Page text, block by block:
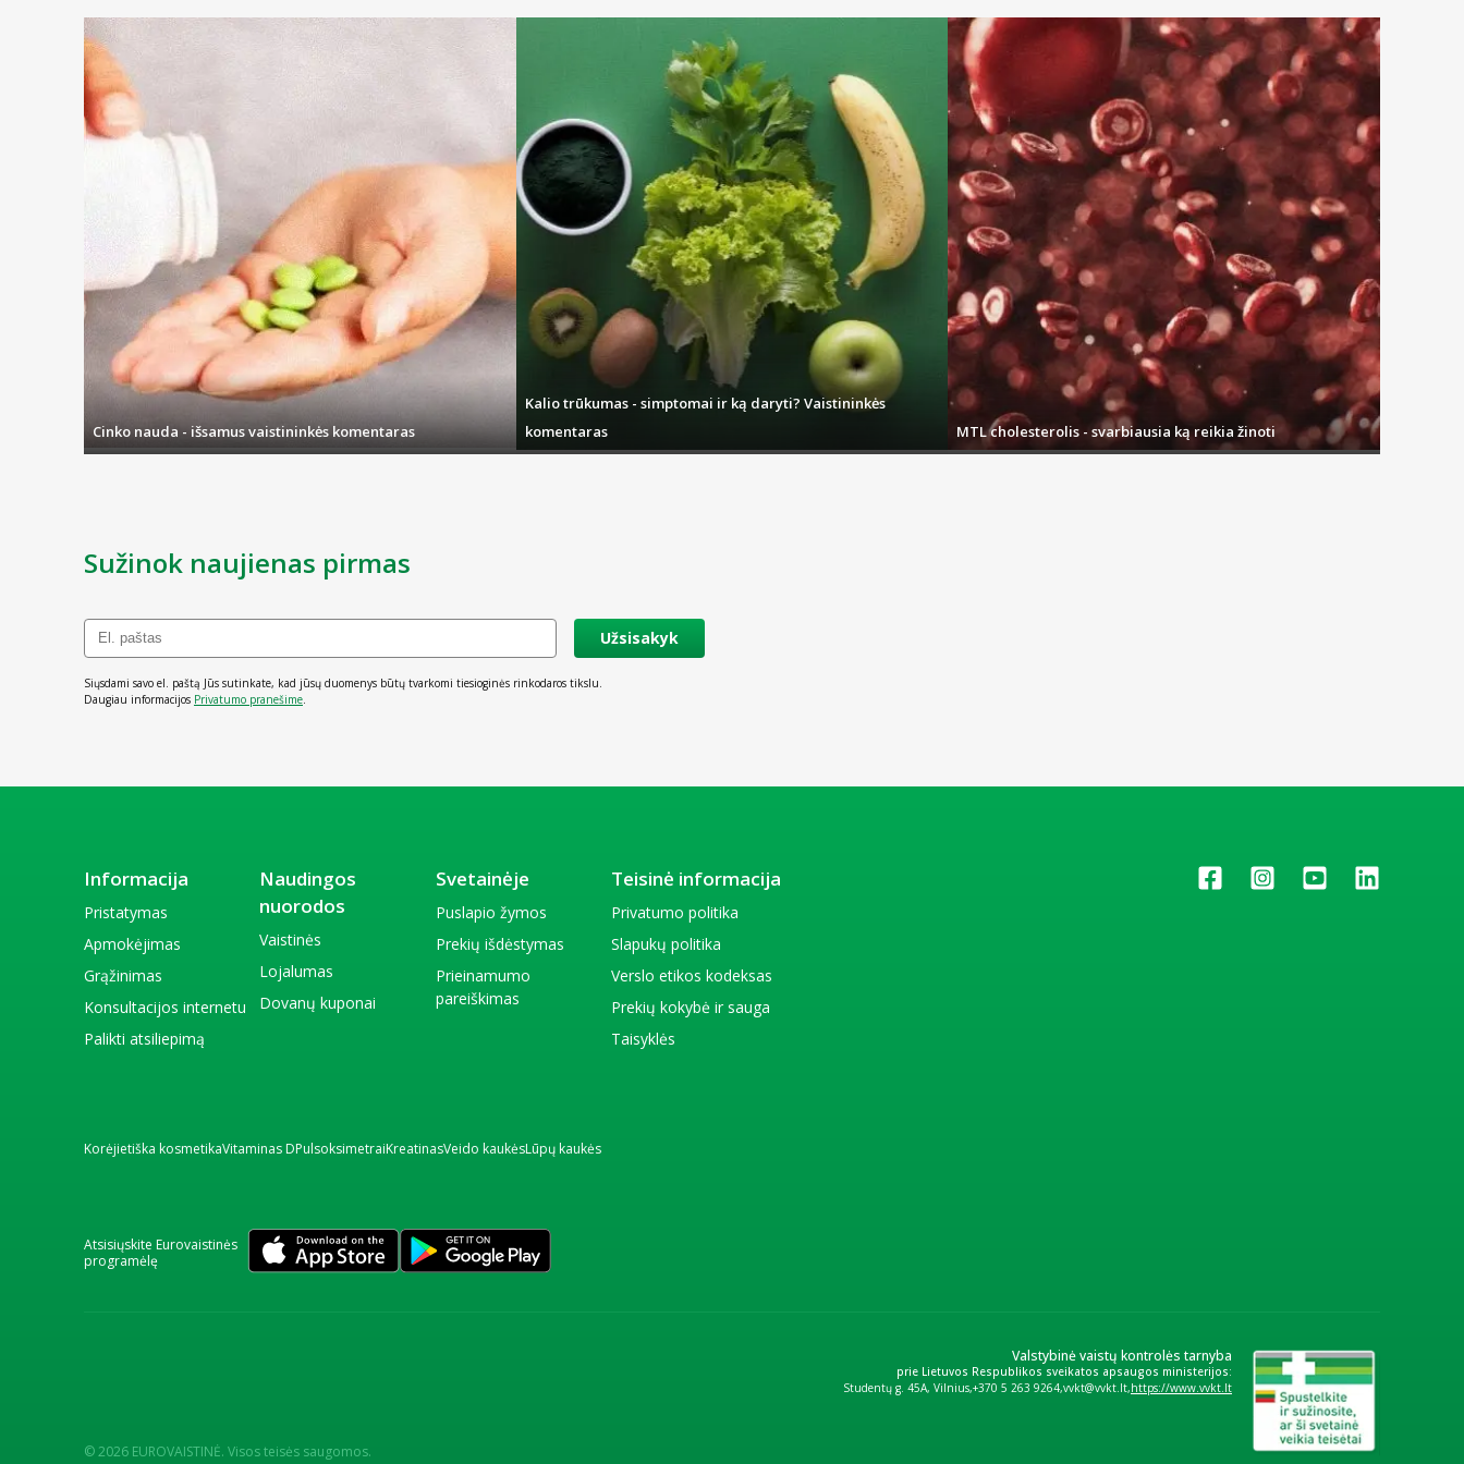
Cinko nauda - išsamus vaistininkės komentaras
Kalio trūkumas - simptomai ir ką daryti? Vaistininkės
komentaras
MTL cholesterolis - svarbiausia ką reikia žinoti
Sužinok naujienas pirmas
Užsisakyk
Siųsdami savo el. paštą Jūs sutinkate, kad jūsų duomenys būtų tvarkomi tiesioginės rinkodaros tikslu.
Daugiau informacijos Privatumo pranešime
Informacija
Pristatymas
Apmokėjimas
Grąžinimas
Konsultacijos internetu
Palikti atsiliepimą
Naudingos
nuorodos
Vaistinės
Lojalumas
Dovanų kuponai
Svetainėje
Puslapio žymos
Prekių išdėstymas
Prieinamumo
pareiškimas
Teisinė informacija
Privatumo politika
Slapukų politika
Verslo etikos kodeksas
Prekių kokybė ir sauga
Taisyklės
Korėjietiška kosmetikaVitaminas DPulsoksimetraiKreatinasVeido kaukėsLūpų kaukės
Atsisiųskite Eurovaistinės
programėlę
© 2026 EUROVAISTINĖ. Visos teisės saugomos.
Valstybinė vaistų kontrolės tarnyba
prie Lietuvos Respublikos sveikatos apsaugos ministerijos:
Studentų g. 45A, Vilnius +370 5 263 9264 vvkt@vvkt.lt https://www.vvkt.lt